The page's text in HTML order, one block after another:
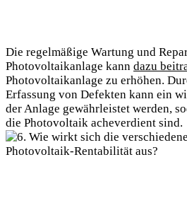
Die regelmäßige Wartung und
Photovoltaikanlage kann dazu
Photovoltaikanlage zu erhöhen.
Erfassung von Defekten kann ein
der Anlage gewährleistet werden,
die Photovoltaik acheverdient sind.